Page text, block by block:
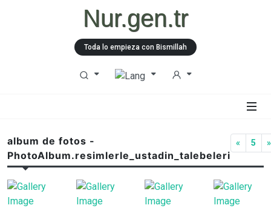
Nur.gen.tr
Toda lo empieza con Bismillah
album de fotos -
PhotoAlbum.resimlerle_ustadin_talebeleri
« 5 »